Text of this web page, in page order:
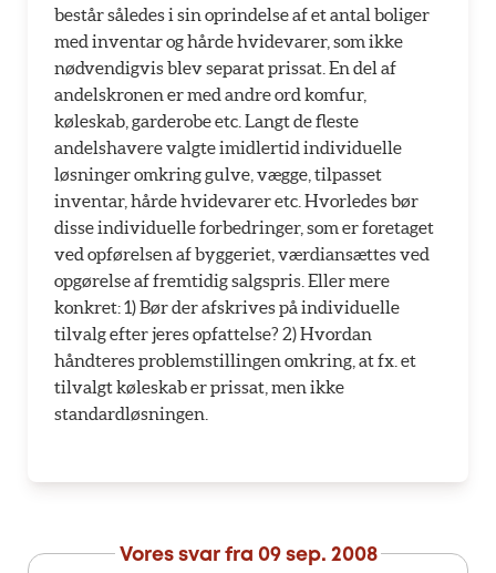
består således i sin oprindelse af et antal boliger
med inventar og hårde hvidevarer, som ikke
nødvendigvis blev separat prissat. En del af
andelskronen er med andre ord komfur,
køleskab, garderobe etc. Langt de fleste
andelshavere valgte imidlertid individuelle
løsninger omkring gulve, vægge, tilpasset
inventar, hårde hvidevarer etc. Hvorledes bør
disse individuelle forbedringer, som er foretaget
ved opførelsen af byggeriet, værdiansættes ved
opgørelse af fremtidig salgspris. Eller mere
konkret: 1) Bør der afskrives på individuelle
tilvalg efter jeres opfattelse? 2) Hvordan
håndteres problemstillingen omkring, at fx. et
tilvalgt køleskab er prissat, men ikke
standardløsningen.
Vores svar fra 09 sep. 2008